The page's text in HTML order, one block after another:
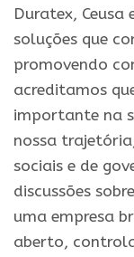
Duratex, Ceusa
soluções que
promovendo
acreditamos
importante na
nossa
sociais e de
discussões
uma empresa
aberto,